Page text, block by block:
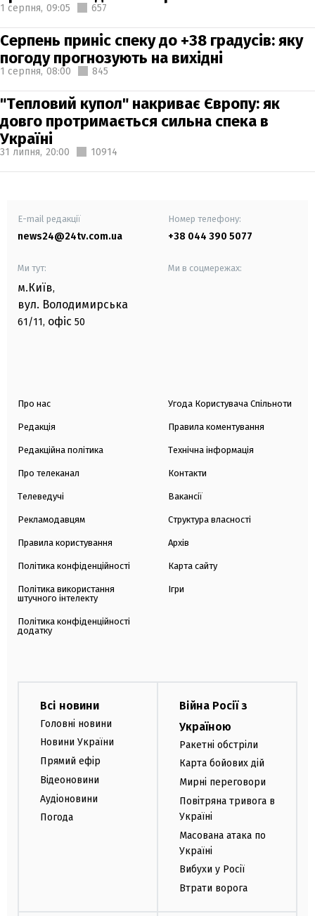
1 серпня, 09:05 657
Серпень приніс спеку до +38 градусів: яку
погоду прогнозують на вихідні
1 серпня, 08:00 845
"Тепловий купол" накриває Європу: як
довго протримається сильна спека в
Україні
31 липня, 20:00 10914
E-mail редакції
news24@24tv.com.ua
Номер телефону:
+38 044 390 5077
Ми тут:
м.Київ,
вул. Володимирська
61/11, офіс 50
Ми в соцмережах:
Про нас
Редакція
Редакційна політика
Про телеканал
Телеведучі
Рекламодавцям
Правила користування
Політика конфіденційності
Політика використання
штучного інтелекту
Політика конфіденційності
додатку
Угода Користувача Спільноти
Правила коментування
Технічна інформація
Контакти
Вакансії
Структура власності
Архів
Карта сайту
Ігри
Всі новини
Головні новини
Новини України
Прямий ефір
Відеоновини
Аудіоновини
Погода
Війна Росії з
Україною
Ракетні обстріли
Карта бойових дій
Мирні переговори
Повітряна тривога в
Україні
Масована атака по
Україні
Вибухи у Росії
Втрати ворога